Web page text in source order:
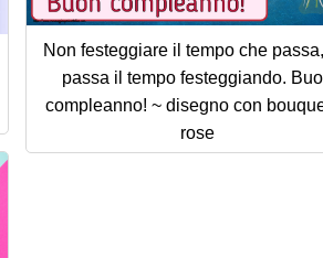
Non festeggiare il tempo che
passa il tempo festeggiando.
compleanno! ~ disegno con
rose